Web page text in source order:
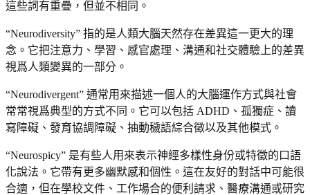
這些詞有重疊，但並不相同。
“Neurodiversity” 指的是人類大腦天然存在差異這一更大的理
念。它把注意力、學習、感官處理、溝通和社交體驗上的差異
視爲人類變異的一部分。
“Neurodivergent” 通常用來描述一個人的大腦運作方式與社會
常常視爲典型的方式不同。它可以包括 ADHD、孤獨症、讀
寫障礙、發育協調障礙、抽動穢語綜合徵以及其他模式。
“Neurospicy” 是有些人用來表示神經多樣性身份或特徵的口語
化說法。它帶有更多幽默感和個性。這在友好的對話中可能很
合適，但在學校文件、工作場合的便利請求、醫療溝通或研究